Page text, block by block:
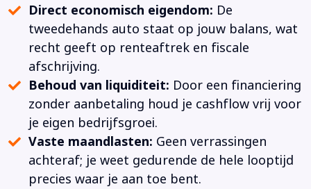
Direct economisch eigendom: De
tweedehands auto staat op jouw balans, wat
recht geeft op renteaftrek en fiscale
afschrijving.
Behoud van liquiditeit: Door een financiering
zonder aanbetaling houd je cashflow vrij voor
je eigen bedrijfsgroei.
Vaste maandlasten: Geen verrassingen
achteraf; je weet gedurende de hele looptijd
precies waar je aan toe bent.